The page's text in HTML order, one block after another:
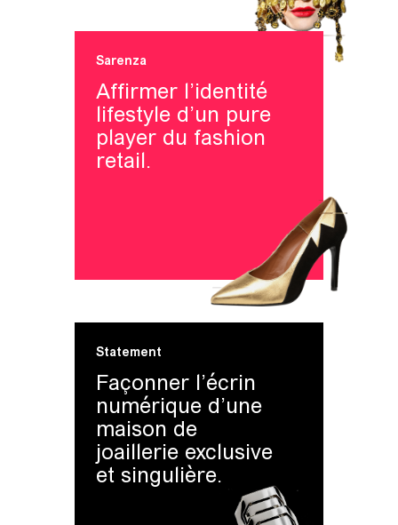
Sarenza
Affirmer l’identité
lifestyle d’un pure
player du fashion
retail.
Statement
Façonner l’écrin
numérique d’une
maison de
joaillerie exclusive
et singulière.